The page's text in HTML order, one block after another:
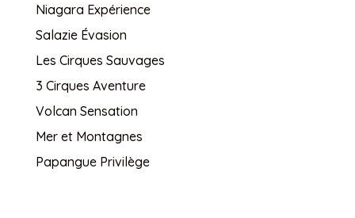
Niagara Expérience
Salazie Évasion
Les Cirques Sauvages
3 Cirques Aventure
Volcan Sensation
Mer et Montagnes
Papangue Privilège